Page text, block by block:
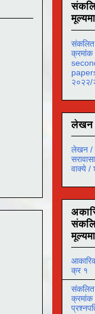
संकलित
क्रमांक
२०२२/
लेखन
लेखन /
वाक्ये /
क्र १
संकलित
क्रमांक